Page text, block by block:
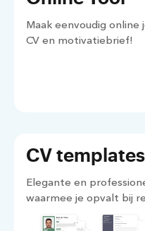
Maak eenvoudig online
CV en motivatiebrief!
CV templates
Elegante en
waarmee je opvalt bij